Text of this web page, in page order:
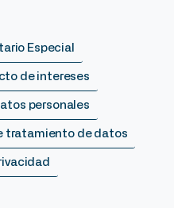
Especial
de intereses
personales
tratamiento de datos